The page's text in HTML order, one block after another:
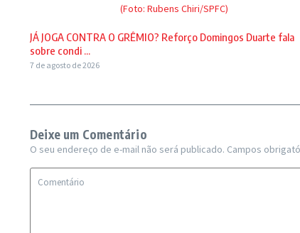
(Foto: Rubens Chiri/SPFC)
JÁ JOGA CONTRA O GRÊMIO? Reforço Domingos Duarte fala
sobre condi ...
7 de agosto de 2026
Deixe um Comentário
O seu endereço de e-mail não será publicado. Campos